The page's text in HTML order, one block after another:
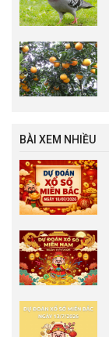
BÀI XEM NHIỀU